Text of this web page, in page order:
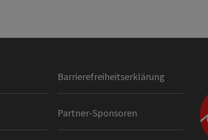
Barrierefreiheitserklärung
Partner-Sponsoren